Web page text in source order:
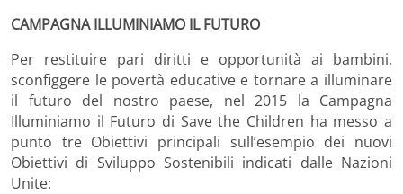
CAMPAGNA ILLUMINIAMO IL FUTURO
Per restituire pari diritti e opportunità ai bambini,
sconfiggere le povertà educative e tornare a illuminare
il futuro del nostro paese, nel 2015 la Campagna
Illuminiamo il Futuro di Save the Children ha messo a
punto tre Obiettivi principali sull’esempio dei nuovi
Obiettivi di Sviluppo Sostenibili indicati dalle Nazioni
Unite: